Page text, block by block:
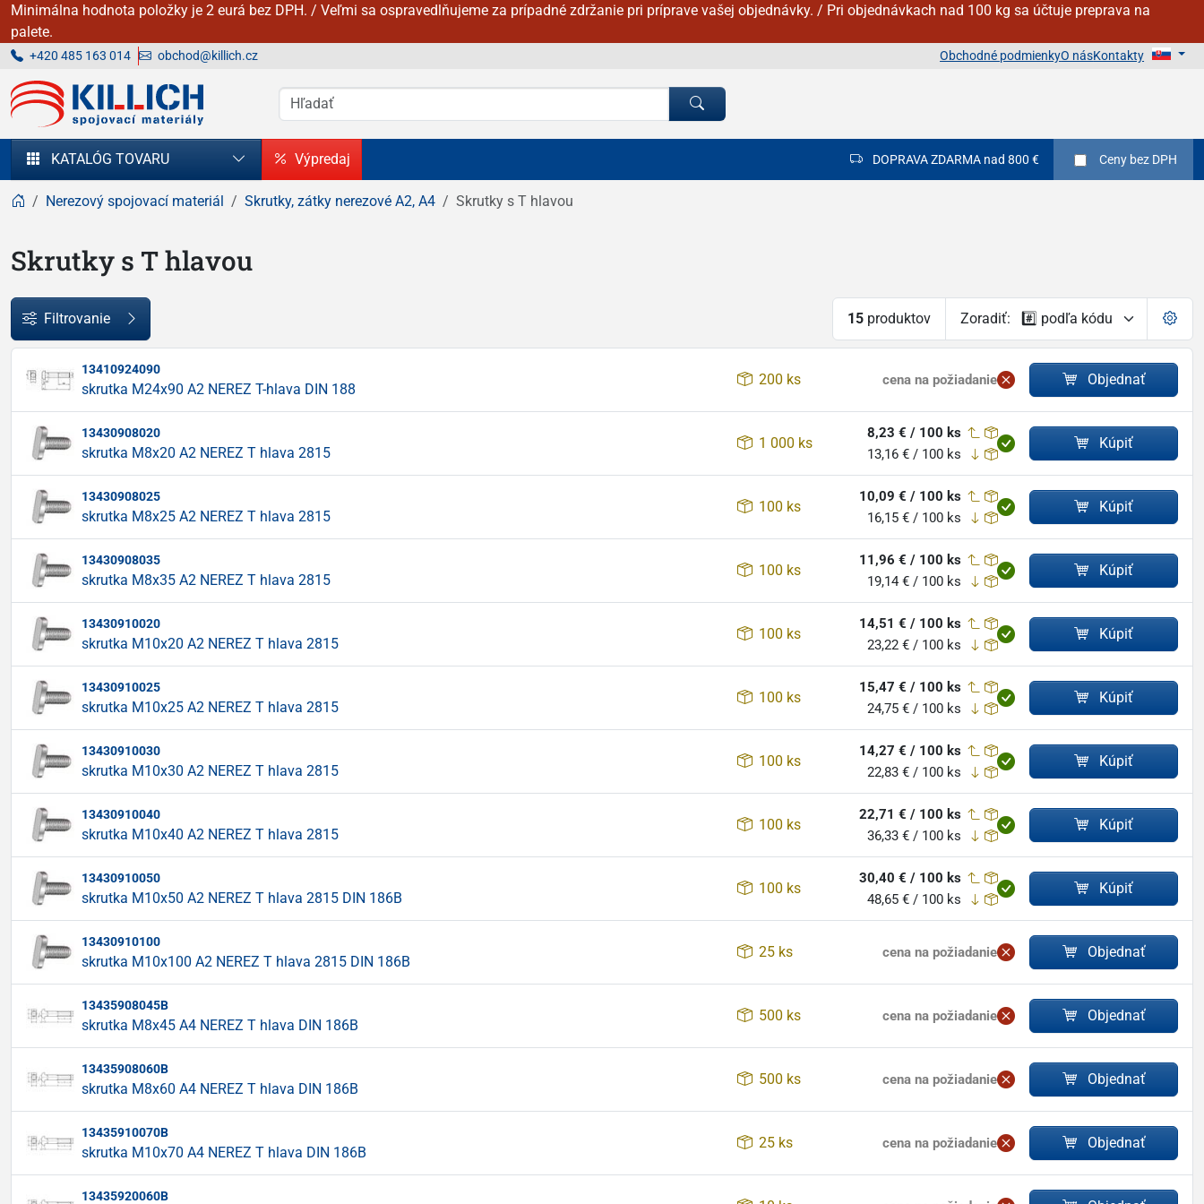
Minimálna hodnota položky je 2 eurá bez DPH. / Veľmi sa ospravedlňujeme za prípadné zdržanie pri príprave vašej objednávky. / Pri objednávkach nad 100 kg sa účtuje preprava na
palete.
+420 485 163 014 obchod@killich.cz Obchodné podmienkyO násKontakty
KILLICH - Spojovacie materiály
KATALÓG TOVARU Výpredaj DOPRAVA ZDARMA nad 800 € Ceny bez DPH
Nerezový spojovací materiál Skrutky, zátky nerezové A2, A4 Skrutky s T hlavou
Skrutky s T hlavou
Filtrovanie 15 produktov Zoradiť:
13410924090
skrutka M24x90 A2 NEREZ T-hlava DIN 188
200 ks cena na požiadanie Objednať
13430908020
skrutka M8x20 A2 NEREZ T hlava 2815
1 000 ks
8,23 € / 100 ks
13,16 € / 100 ks
Kúpiť
13430908025
skrutka M8x25 A2 NEREZ T hlava 2815
100 ks
10,09 € / 100 ks
16,15 € / 100 ks
Kúpiť
13430908035
skrutka M8x35 A2 NEREZ T hlava 2815
100 ks
11,96 € / 100 ks
19,14 € / 100 ks
Kúpiť
13430910020
skrutka M10x20 A2 NEREZ T hlava 2815
100 ks
14,51 € / 100 ks
23,22 € / 100 ks
Kúpiť
13430910025
skrutka M10x25 A2 NEREZ T hlava 2815
100 ks
15,47 € / 100 ks
24,75 € / 100 ks
Kúpiť
13430910030
skrutka M10x30 A2 NEREZ T hlava 2815
100 ks
14,27 € / 100 ks
22,83 € / 100 ks
Kúpiť
13430910040
skrutka M10x40 A2 NEREZ T hlava 2815
100 ks
22,71 € / 100 ks
36,33 € / 100 ks
Kúpiť
13430910050
skrutka M10x50 A2 NEREZ T hlava 2815 DIN 186B
100 ks
30,40 € / 100 ks
48,65 € / 100 ks
Kúpiť
13430910100
skrutka M10x100 A2 NEREZ T hlava 2815 DIN 186B
25 ks cena na požiadanie Objednať
13435908045B
skrutka M8x45 A4 NEREZ T hlava DIN 186B
500 ks cena na požiadanie Objednať
13435908060B
skrutka M8x60 A4 NEREZ T hlava DIN 186B
500 ks cena na požiadanie Objednať
13435910070B
skrutka M10x70 A4 NEREZ T hlava DIN 186B
25 ks cena na požiadanie Objednať
13435920060B